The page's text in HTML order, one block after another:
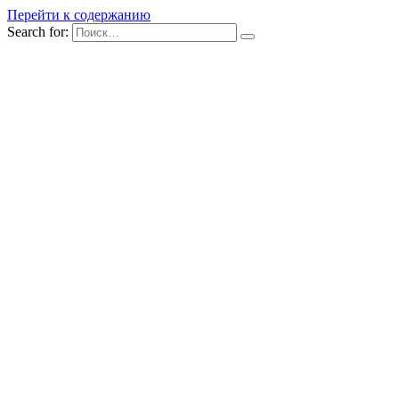
Перейти к содержанию
Search for: